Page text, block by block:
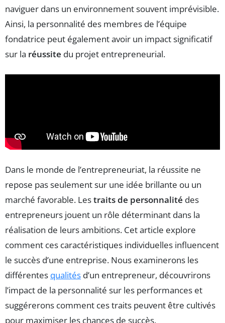
naviguer dans un environnement souvent imprévisible.
Ainsi, la personnalité des membres de l’équipe
fondatrice peut également avoir un impact significatif
sur la réussite du projet entrepreneurial.
Dans le monde de l’entrepreneuriat, la réussite ne
repose pas seulement sur une idée brillante ou un
marché favorable. Lestraits de personnalité des
entrepreneurs jouent un rôle déterminant dans la
réalisation de leurs ambitions. Cet article explore
comment ces caractéristiques individuelles influencent
le succès d’une entreprise. Nous examinerons les
différentes qualités d’un entrepreneur, découvrirons
l’impact de la personnalité sur les performances et
suggérerons comment ces traits peuvent être cultivés
pour maximiser les chances de succès.